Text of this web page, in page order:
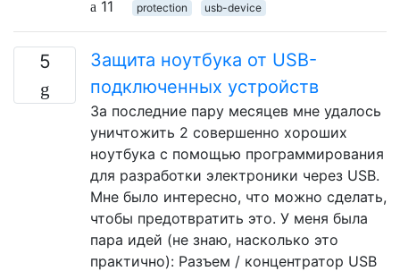
11
protection usb-device
5
Защита ноутбука от USB-
подключенных устройств
За последние пару месяцев мне удалось
уничтожить 2 совершенно хороших
ноутбука с помощью программирования
для разработки электроники через USB.
Мне было интересно, что можно сделать,
чтобы предотвратить это. У меня была
пара идей (не знаю, насколько это
практично): Разъем / концентратор USB